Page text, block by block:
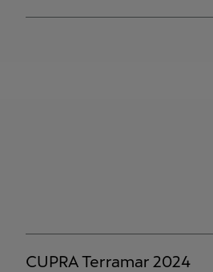
CUPRA Terramar 2024